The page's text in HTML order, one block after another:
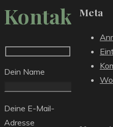
Kontakt
Dein Name
Deine E-Mail-
Adresse
Meta